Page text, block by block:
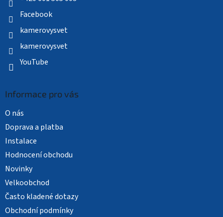
Facebook
kamerovysvet
kamerovysvet
YouTube
Informace pro vás
O nás
Doprava a platba
Instalace
Hodnocení obchodu
Novinky
Velkoobchod
Často kladené dotazy
Obchodní podmínky